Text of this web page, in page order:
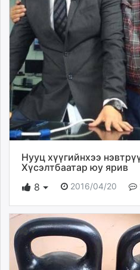
Нууц хүүгийнхээ
Хүсэлтбаатар юу ярив
8
2016/04/20